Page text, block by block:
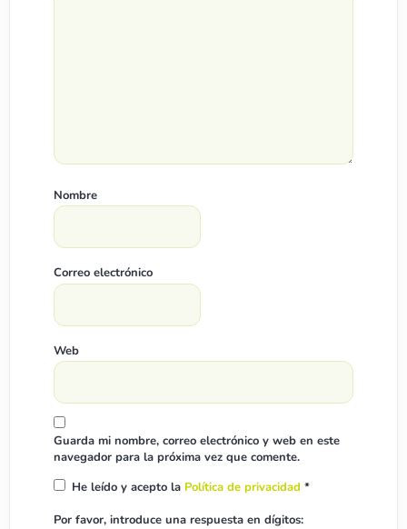
Nombre
Correo electrónico
Web
Guarda mi nombre, correo electrónico y web en este
navegador para la próxima vez que comente.
He leído y acepto la Política de privacidad *
Por favor, introduce una respuesta en dígitos: